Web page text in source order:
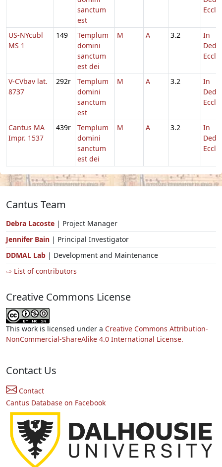
sanctum
est
Eccl.
US-NYcubl
MS 1
149
Templum
domini
sanctum
est dei
M A 3.2
In
Eccl.
V-CVbav lat.
8737
292r
Templum
domini
sanctum
est
M A 3.2
In
Eccl.
Cantus MA
Impr. 1537
439r
Templum
domini
sanctum
est dei
M A 3.2
In
Eccl.
Cantus Team
Debra Lacoste | Project Manager
Jennifer Bain | Principal Investigator
DDMAL Lab | Development and Maintenance
⇨ List of contributors
Creative Commons License
This work is licensed under a Creative Commons Attribution-
NonCommercial-ShareAlike 4.0 International License.
Contact Us
Contact
Cantus Database on Facebook